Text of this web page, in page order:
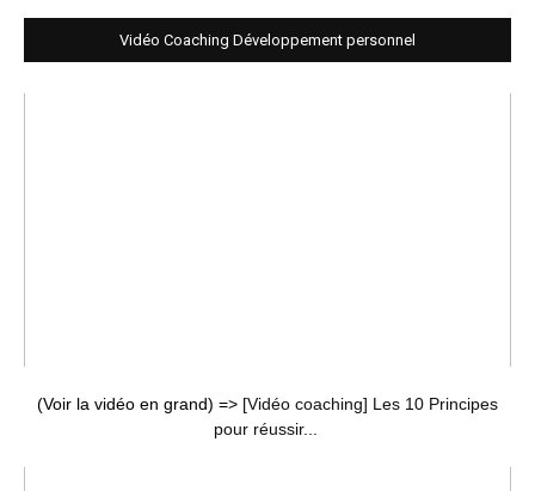
Vidéo Coaching Développement personnel
(Voir la vidéo en grand) => [Vidéo coaching] Les 10 Principes
pour réussir...